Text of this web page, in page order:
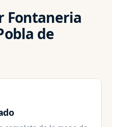
Fontaneria
de